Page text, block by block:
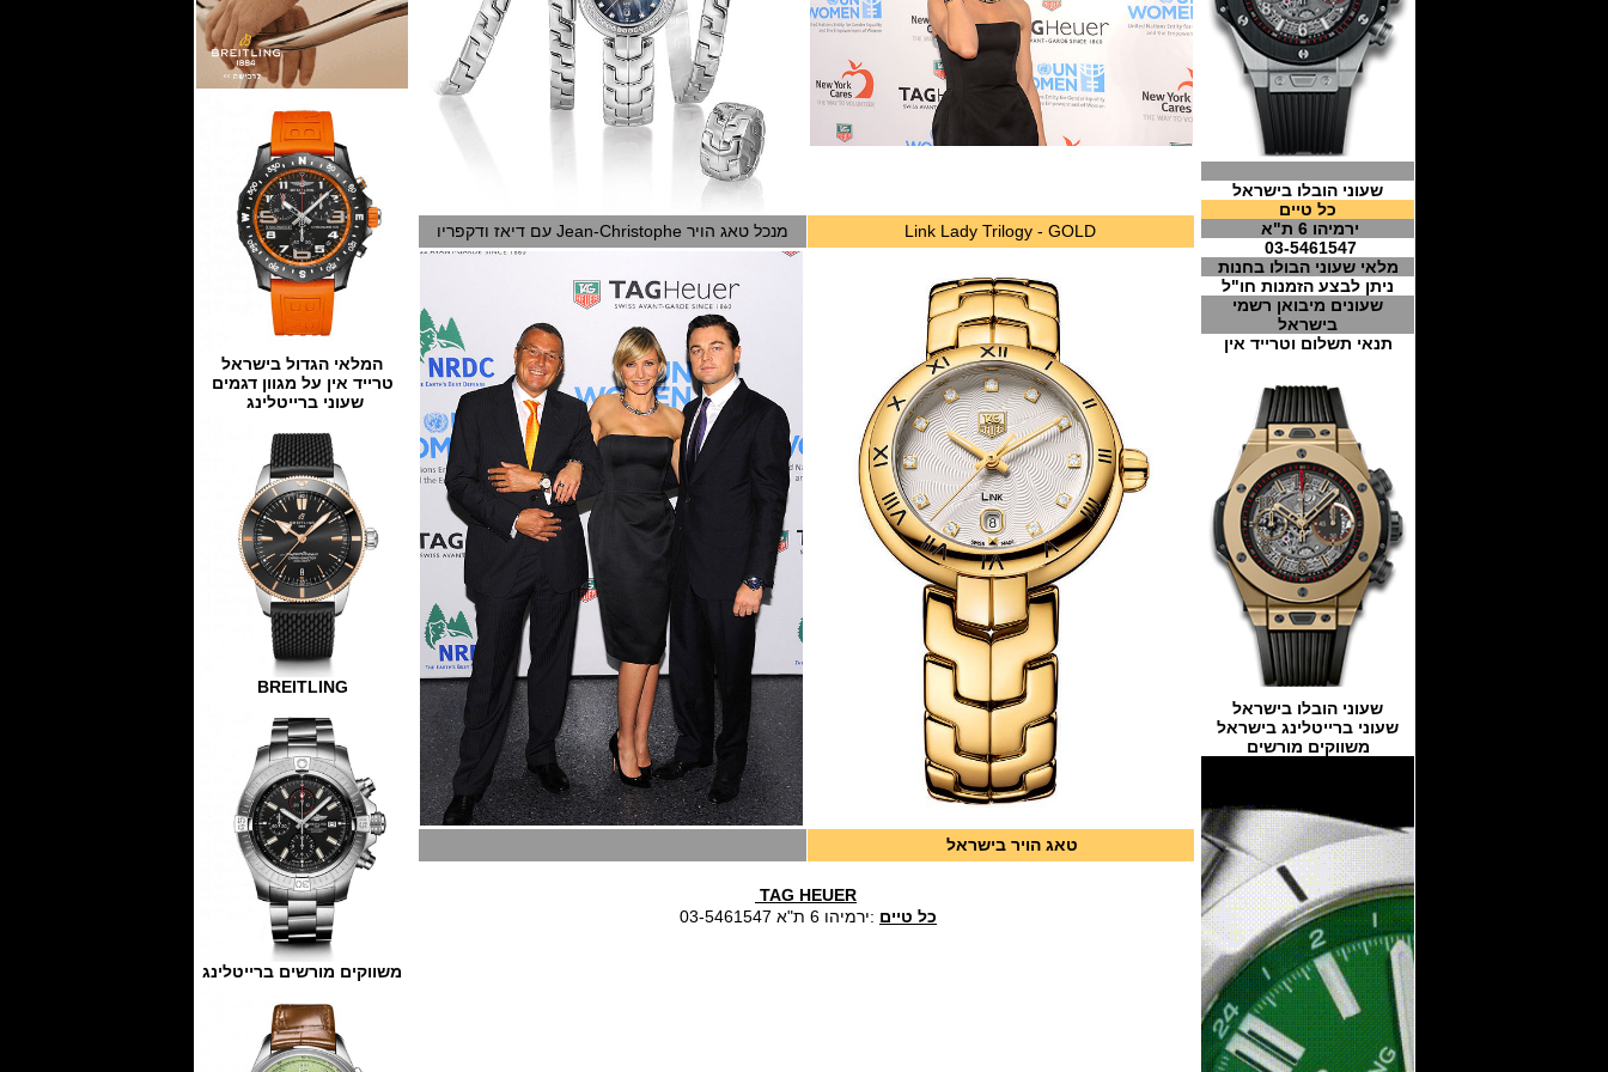
שעוני הובלו בישראל
כל טיים
ירמיהו 6 ת"א
03-5461547
מלאי שעוני הבולו בחנות
ניתן לבצע הזמנות חו"ל
שעונים מיבואן רשמי
בישראל
תנאי תשלום וטרייד אין
שעוני הובלו בישראל
שעוני ברייטלינג בישראל
משווקים מורשים
Link Lady Trilogy - GOLD מנכל טאג הויר Jean-Christophe עם דיאז ודקפריו
טאג הויר בישראל
TAG HEUER
כל טיים :ירמיהו 6 ת"א 03-5461547
המלאי הגדול בישראל
טרייד אין על מגוון דגמים
שעוני ברייטלינג
BREITLING
משווקים מורשים ברייטלינג